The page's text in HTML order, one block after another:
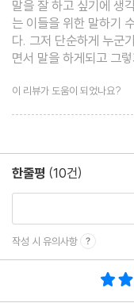
말을 잘 하고 싶기에 생
는 이들을 위한 말하기
다. 그저 단순하게 누군
면서 말을 하게되고 그
대방이 내가 하는 말을
떻게 해야 제대로 말을
이 리뷰가 도움이 되었나요?
한줄평 (10건)
작성 시 유의사항